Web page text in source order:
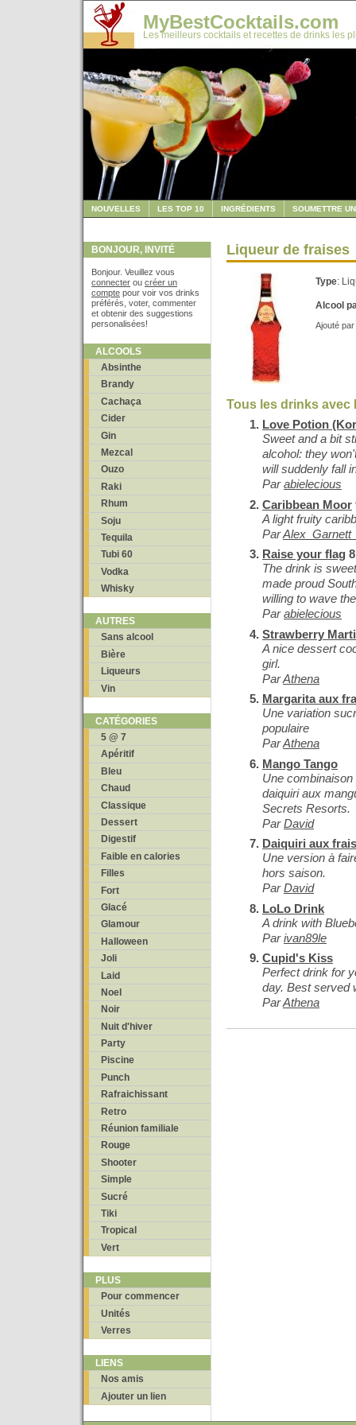
MyBestCocktails.com
Les meilleurs cocktails et recettes de drinks les
NOUVELLES LES TOP 10 INGRÉDIENTS SOUMETTRE
BONJOUR, INVITÉ
Bonjour. Veuillez vous
connecter ou créer un
compte pour voir vos drinks
préférés, voter, commenter
et obtenir des suggestions
personalisées!
ALCOOLS
Absinthe
Brandy
Cachaça
Cider
Gin
Mezcal
Ouzo
Raki
Rhum
Soju
Tequila
Tubi 60
Vodka
Whisky
AUTRES
Sans alcool
Bière
Liqueurs
Vin
CATÉGORIES
5 @ 7
Apéritif
Bleu
Chaud
Classique
Dessert
Digestif
Faible en calories
Filles
Fort
Glacé
Glamour
Halloween
Joli
Laid
Noel
Noir
Nuit d'hiver
Party
Piscine
Punch
Rafraichissant
Retro
Réunion familiale
Rouge
Shooter
Simple
Sucré
Tiki
Tropical
Vert
PLUS
Pour commencer
Unités
Verres
LIENS
Nos amis
Ajouter un lien
Liqueur de fraises
Type:
Alcool
Ajouté par
Tous les drinks avec
Love Potion
Sweet and a bit
alcohol: they
will suddenly fall
Parabielecious
Caribbean Moor
A light fruity
Par
Raise your flag
The drink is
made proud
willing to wave
Parabielecious
Strawberry
A nice dessert
girl.
ParAthena
Margarita aux
Une variation
populaire
ParAthena
Mango Tango
Une
daiquiri aux
Secrets Resorts.
ParDavid
Daiquiri aux
Une version à
hors saison.
ParDavid
LoLo Drink
A drink with
Parivan89le
Cupid's Kiss
Perfect drink for
day. Best served
ParAthena